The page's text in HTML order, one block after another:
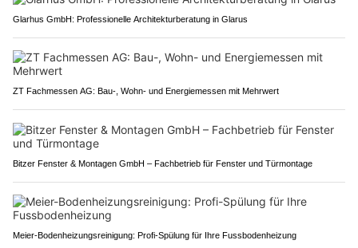
Glarhus GmbH: Professionelle Architekturberatung in Glarus
ZT Fachmessen AG: Bau-, Wohn- und Energiemessen mit Mehrwert
Bitzer Fenster & Montagen GmbH – Fachbetrieb für Fenster und Türmontage
Meier-Bodenheizungsreinigung: Profi-Spülung für Ihre Fussbodenheizung